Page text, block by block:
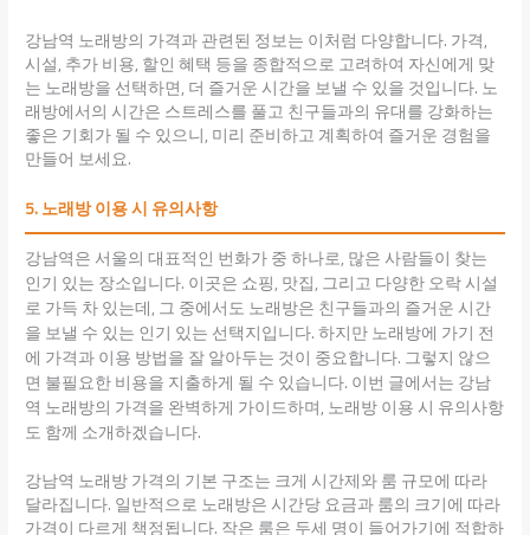
강남역 노래방의 가격과 관련된 정보는 이처럼 다양합니다. 가격,
시설, 추가 비용, 할인 혜택 등을 종합적으로 고려하여 자신에게 맞
는 노래방을 선택하면, 더 즐거운 시간을 보낼 수 있을 것입니다. 노
래방에서의 시간은 스트레스를 풀고 친구들과의 유대를 강화하는
좋은 기회가 될 수 있으니, 미리 준비하고 계획하여 즐거운 경험을
만들어 보세요.
5. 노래방 이용 시 유의사항
강남역은 서울의 대표적인 번화가 중 하나로, 많은 사람들이 찾는
인기 있는 장소입니다. 이곳은 쇼핑, 맛집, 그리고 다양한 오락 시설
로 가득 차 있는데, 그 중에서도 노래방은 친구들과의 즐거운 시간
을 보낼 수 있는 인기 있는 선택지입니다. 하지만 노래방에 가기 전
에 가격과 이용 방법을 잘 알아두는 것이 중요합니다. 그렇지 않으
면 불필요한 비용을 지출하게 될 수 있습니다. 이번 글에서는 강남
역 노래방의 가격을 완벽하게 가이드하며, 노래방 이용 시 유의사항
도 함께 소개하겠습니다.
강남역 노래방 가격의 기본 구조는 크게 시간제와 룸 규모에 따라
달라집니다. 일반적으로 노래방은 시간당 요금과 룸의 크기에 따라
가격이 다르게 책정됩니다. 작은 룸은 두세 명이 들어가기에 적합하